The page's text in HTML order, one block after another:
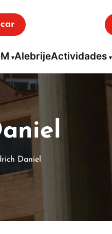
AlebrijeActividades
Daniel